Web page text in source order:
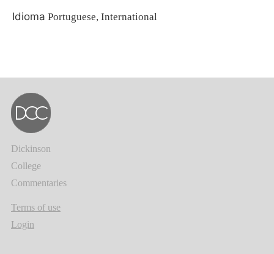
Idioma Portuguese, International
Dickinson
College
Commentaries
Terms of use
Login